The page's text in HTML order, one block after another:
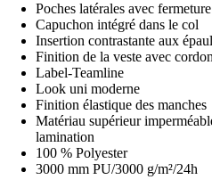
Poches latérales avec
Capuchon intégré dans le col
Insertion contrastante aux
Finition de la veste avec
Label-Teamline
Look uni moderne
Finition élastique des manches
Matériau supérieur
lamination
100 % Polyester
3000 mm PU/3000 g/m²/24h